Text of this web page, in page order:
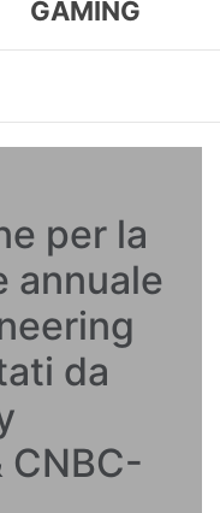
GAMING
per la
annuale
da
CNBC-